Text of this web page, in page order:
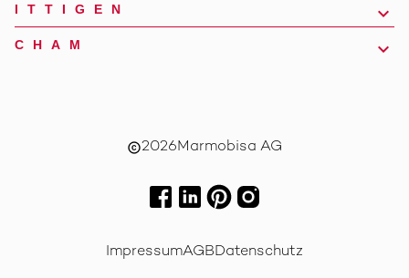
ITTIGEN
CHAM
copyright2026Marmobisa AG
ImpressumAGBDatenschutz